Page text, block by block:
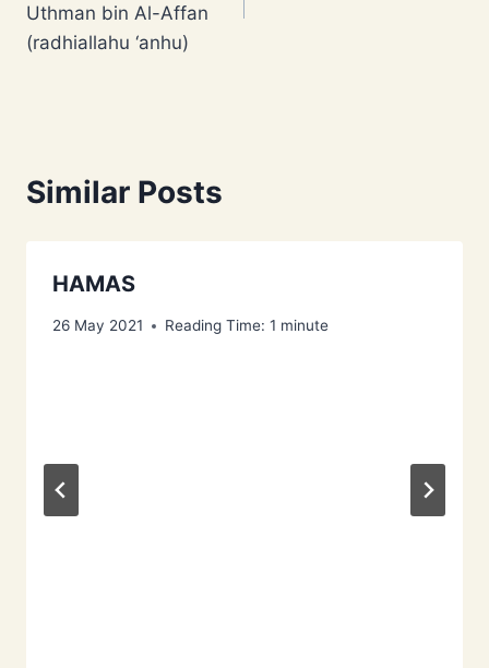
Uthman bin Al-Affan
(radhiallahu ‘anhu)
Similar Posts
HAMAS
26 May 2021 Reading Time: 1 minute